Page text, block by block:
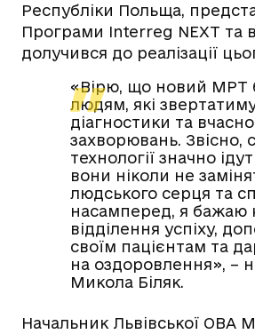
Республіки Польща,
Програми Interreg NEXT та
долучився до реалізації
«Вірю, що новий МРТ
людям, які
діагностики та
захворювань. Звісно,
технології значно
вони ніколи не
людського серця та
насамперед, я бажаю
відділення успіху,
своїм пацієнтам та
на оздоровлення», –
Микола Біляк.
Начальник Львівської ОВА